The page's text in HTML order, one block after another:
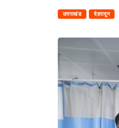
उत्तराखंड देहरादून